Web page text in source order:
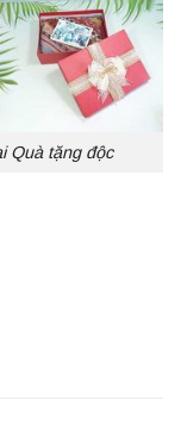
Quà tặng độc